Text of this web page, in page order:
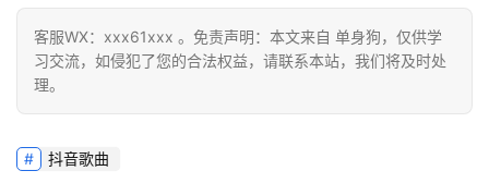
客服WX：xxx61xxx 。免责声明：本文来自 单身狗，仅供学
习交流，如侵犯了您的合法权益，请联系本站，我们将及时处
理。
抖音歌曲